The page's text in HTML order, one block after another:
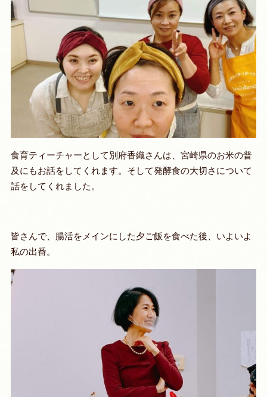
食育ティーチャーとして別府香織さんは、宮崎県のお米の普
及にもお話をしてくれます。そして発酵食の大切さについて
話をしてくれました。
皆さんで、腸活をメインにした夕ご飯を食べた後、いよいよ
私の出番。